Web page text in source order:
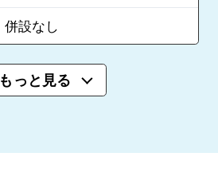
併設なし
もっと見る